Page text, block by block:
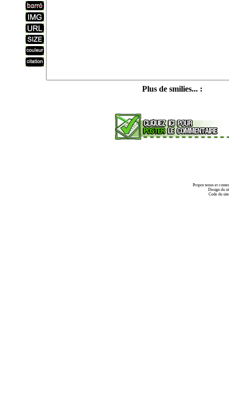
Plus de smilies... :
Propos tenus et
Design du
Code du